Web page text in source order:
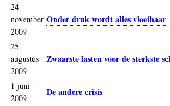
24
november
2009
Onder druk wordt alles vloeibaar
25
augustus
2009
Zwaarste lasten voor de sterkste
1 juni
2009
De andere crisis